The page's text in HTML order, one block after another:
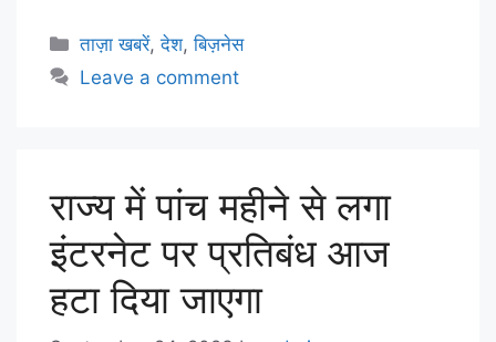
ताज़ा खबरें,देश,बिज़नेस
Leave a comment
राज्य में पांच महीने से लगा
इंटरनेट पर प्रतिबंध आज
हटा दिया जाएगा